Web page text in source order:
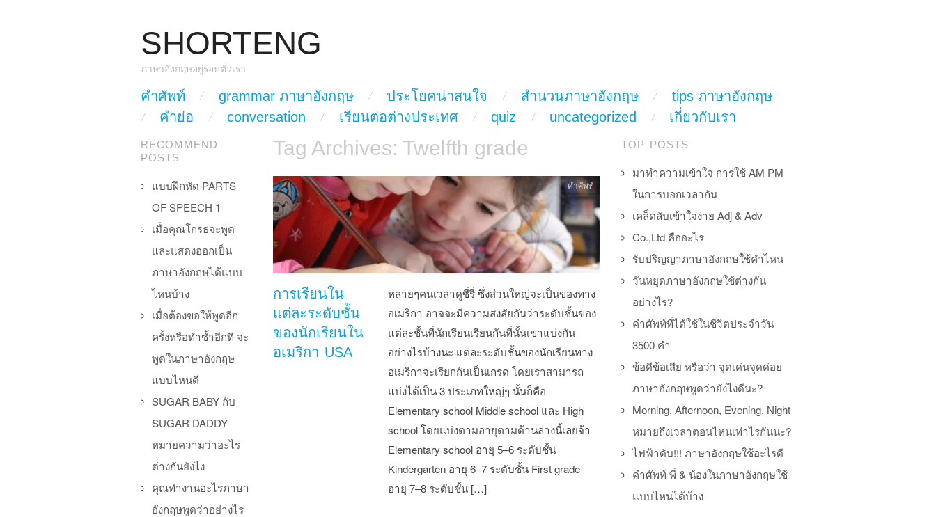
SHORTENG
ภาษาอังกฤษอยู่รอบตัวเรา
Main Menu
skip to content
คำศัพท์ grammar ภาษาอังกฤษ ประโยคน่าสนใจ สำนวนภาษาอังกฤษ
tips ภาษาอังกฤษ
คำย่อ
conversation เรียนต่อต่างประเทศ quiz uncategorized เกี่ยวกับเรา
Tag Archives: Twelfth grade
การเรียนใน
แต่ละระดับชั้น
ของนักเรียนใน
อเมริกา USA
หลายๆคนเวลาดูซี่รี่ ซึ่งส่วนใหญ่จะเป็นของทาง
อเมริกา อาจจะมีความสงสัยกันว่าระดับชั้นของ
แต่ละชั้นที่นักเรียนเรียนกันที่นั้นเขาแบ่งกัน
อย่างไรบ้างนะ แต่ละระดับชั้นของนักเรียนทาง
อเมริกาจะเรียกกันเป็นเกรด โดยเราสามารถ
แบ่งได้เป็น 3 ประเภทใหญ่ๆ นั้นก็คือ
Elementary school Middle school และ High
school โดยแบ่งตามอายุตามด้านล่างนี้เลยจ้า
Elementary school อายุ 5–6 ระดับชั้น
Kindergarten อายุ 6–7 ระดับชั้น First grade
อายุ 7–8 ระดับชั้น […]
คำศัพท์
RECOMMEND
POSTS
แบบฝึกหัด PARTS
OF SPEECH 1
เมื่อคุณโกรธจะพูด
และแสดงออกเป็น
ภาษาอังกฤษได้แบบ
ไหนบ้าง
เมื่อต้องขอให้พูดอีก
ครั้งหรือทำซ้ำอีกที จะ
พูดในภาษาอังกฤษ
แบบไหนดี
SUGAR BABY กับ
SUGAR DADDY
หมายความว่าอะไร
ต่างกันยังไง
คุณทำงานอะไรภาษา
อังกฤษพูดว่าอย่างไร
TOP POSTS
มาทำความเข้าใจ การใช้ AM PM
ในการบอกเวลากัน
เคล็ดลับเข้าใจง่าย Adj & Adv
Co.,Ltd คืออะไร
รับปริญญาภาษาอังกฤษใช้คำไหน
วันหยุดภาษาอังกฤษใช้ต่างกัน
อย่างไร?
คำศัพท์ที่ได้ใช้ในชีวิตประจำวัน
3500 คำ
ข้อดีข้อเสีย หรือว่า จุดเด่นจุดด่อย
ภาษาอังกฤษพูดว่ายังไงดีนะ?
Morning, Afternoon, Evening, Night
หมายถึงเวลาตอนไหนเท่าไรกันนะ?
ไฟฟ้าดับ!!! ภาษาอังกฤษใช้อะไรดี
คำศัพท์ พี่ & น้องในภาษาอังกฤษใช้
แบบไหนได้บ้าง